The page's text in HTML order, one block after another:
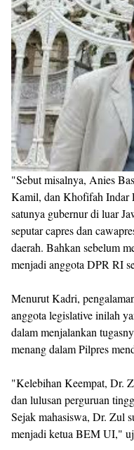
"Sebut misalnya, Anies
Kamil, dan Khofifah Indar
satunya gubernur di luar
seputar capres dan
daerah. Bahkan sebelum
menjadi anggota DPR RI
Menurut Kadri,
anggota legislative inilah
dalam menjalankan
menang dalam Pilpres
"Kelebihan Keempat, Dr.
dan lulusan perguruan
Sejak mahasiswa, Dr. Zul
menjadi ketua BEM UI,"